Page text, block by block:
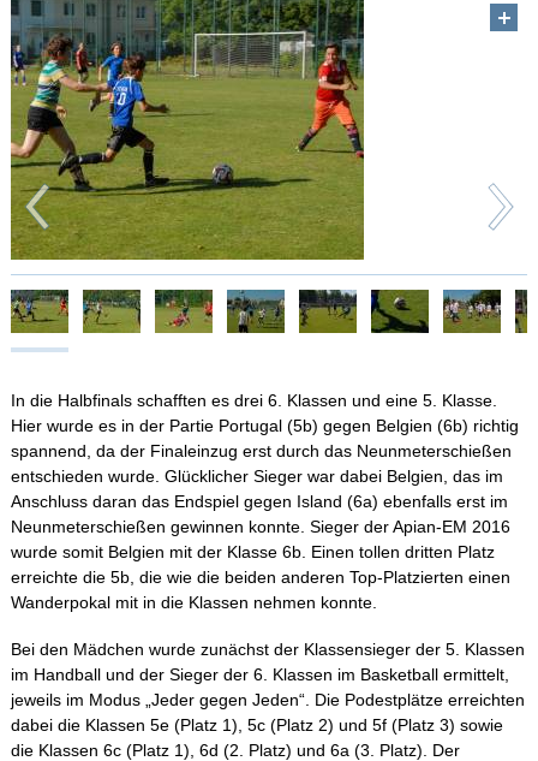
Fächer
Schulleben
Schulfahrten
WebUntis
Kontakt
Impressum
Datenschutzerklärung
Sitemap
In die Halbfinals schafften es drei 6. Klassen und eine 5. Klasse.
Hier wurde es in der Partie Portugal (5b) gegen Belgien (6b) richtig
spannend, da der Finaleinzug erst durch das Neunmeterschießen
entschieden wurde. Glücklicher Sieger war dabei Belgien, das im
Anschluss daran das Endspiel gegen Island (6a) ebenfalls erst im
Neunmeterschießen gewinnen konnte. Sieger der Apian-EM 2016
wurde somit Belgien mit der Klasse 6b. Einen tollen dritten Platz
erreichte die 5b, die wie die beiden anderen Top-Platzierten einen
Wanderpokal mit in die Klassen nehmen konnte.
Bei den Mädchen wurde zunächst der Klassensieger der 5. Klassen
im Handball und der Sieger der 6. Klassen im Basketball ermittelt,
jeweils im Modus „Jeder gegen Jeden“. Die Podestplätze erreichten
dabei die Klassen 5e (Platz 1), 5c (Platz 2) und 5f (Platz 3) sowie
die Klassen 6c (Platz 1), 6d (2. Platz) und 6a (3. Platz). Der